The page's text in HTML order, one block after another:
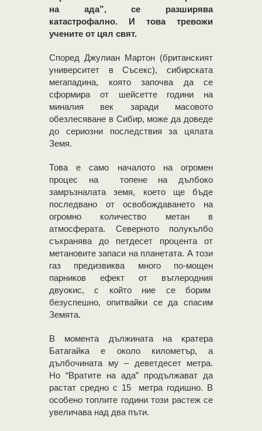
на ада”, се разширява
катастрофално. И това тревожи
учените от цял ​​свят.
Според Джулиан Мартон (британският
университет в Съсекс), сибирската
мегападина, която започва да се
сформира от шейсетте години на
миналия век заради масовото
обезлесяване в Сибир, може да доведе
до сериозни последствия за цялата
Земя.
Това е само началото на огромен
процес на топене на дълбоко
замръзналата земя, което ще бъде
последвано от освобождаването на
огромно количество метан в
атмосферата. Северното полукълбо
съхранява до петдесет процента от
метановите запаси на планетата. А този
газ предизвиква много по-мощен
парников ефект от въглеродния
двуокис, с който ние се борим
безуспешно, опитвайки се да спасим
Земята.
В момента дължината на кратера
Батагайка е около километър, а
дълбочината му – деветдесет метра.
Но “Вратите на ада” продължават да
растат средно с 15 метра годишно. В
особено топлите години този растеж се
увеличава над два пъти.